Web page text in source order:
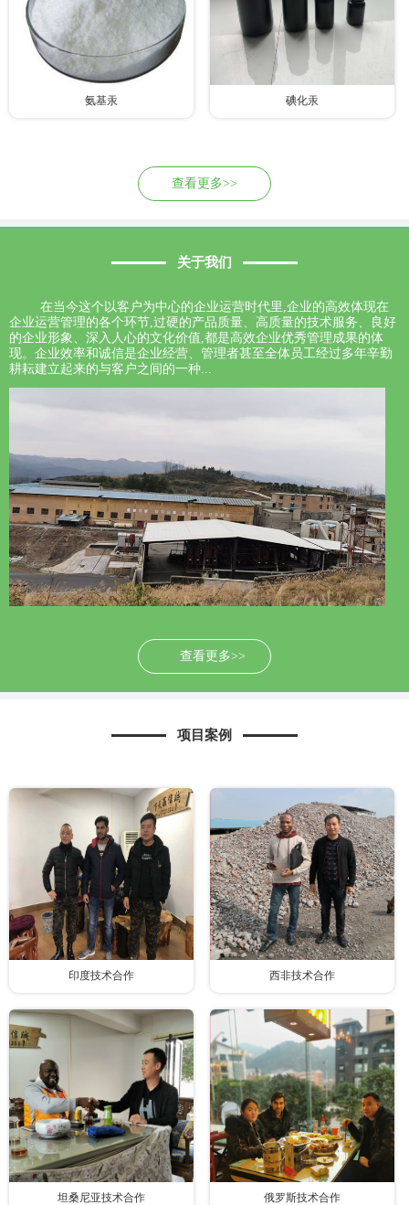
氨基汞 碘化汞
查看更多>>
关于我们
在当今这个以客户为中心的企业运营时代里,企业的高效体现在
企业运营管理的各个环节,过硬的产品质量、高质量的技术服务、良好
的企业形象、深入人心的文化价值,都是高效企业优秀管理成果的体
现。企业效率和诚信是企业经营、管理者甚至全体员工经过多年辛勤
耕耘建立起来的与客户之间的一种...
查看更多>>
项目案例
印度技术合作 西非技术合作
坦桑尼亚技术合作 俄罗斯技术合作